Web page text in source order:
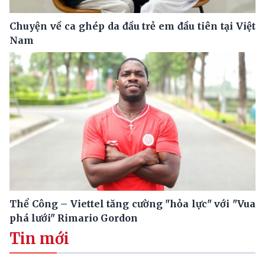
Chuyện về ca ghép da đầu trẻ em đầu tiên tại Việt
Nam
Thể Công – Viettel tăng cường "hỏa lực" với "Vua
phá lưới" Rimario Gordon
Tin mới